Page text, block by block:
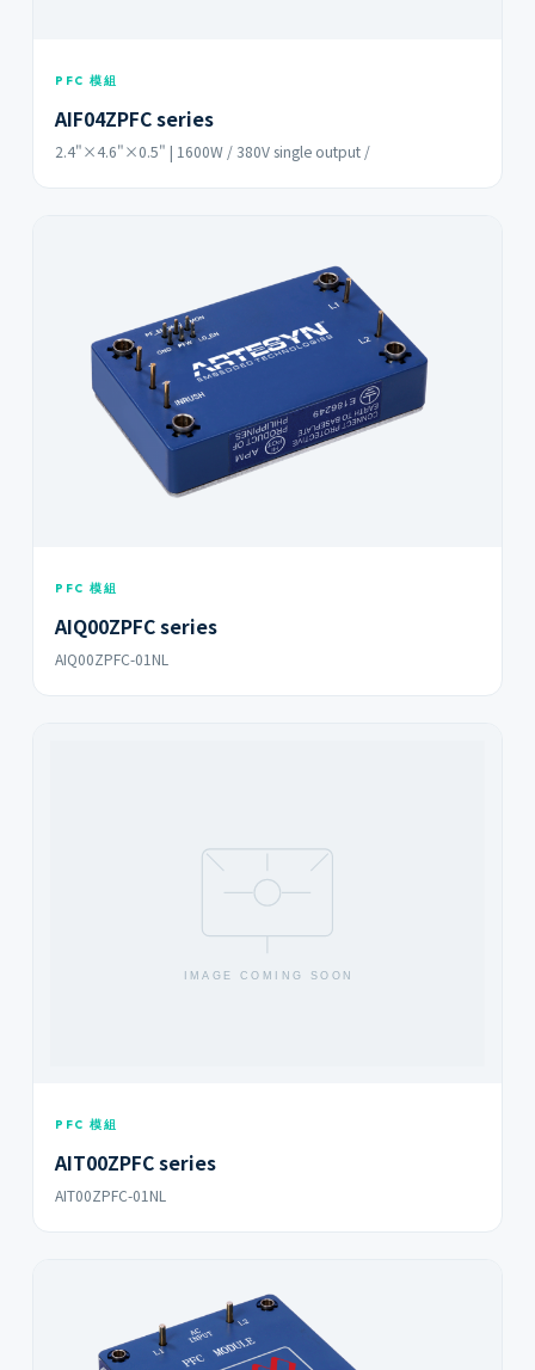
PFC 模組
AIF04ZPFC series
2.4"×4.6"×0.5" | 1600W / 380V single output /
PFC 模組
AIQ00ZPFC series
AIQ00ZPFC-01NL
PFC 模組
AIT00ZPFC series
AIT00ZPFC-01NL